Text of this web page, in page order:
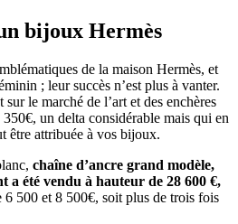
bijoux Hermès
de la maison Hermès, et
; leur succès n’est plus à vanter.
le marché de l’art et des enchères
un delta considérable mais qui en
être attribuée à vos bijoux.
chaîne d’ancre grand modèle,
a été vendu à hauteur de 28 600 €,
6 500 et 8 500€, soit plus de trois fois